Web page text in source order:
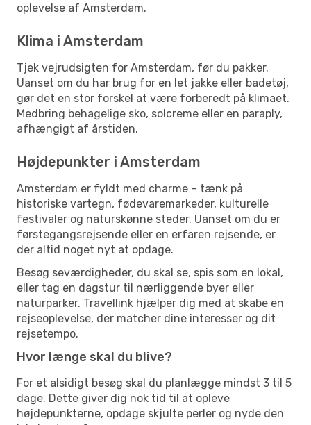
oplevelse af Amsterdam.
Klima i Amsterdam
Tjek vejrudsigten for Amsterdam, før du pakker.
Uanset om du har brug for en let jakke eller badetøj,
gør det en stor forskel at være forberedt på klimaet.
Medbring behagelige sko, solcreme eller en paraply,
afhængigt af årstiden.
Højdepunkter i Amsterdam
Amsterdam er fyldt med charme – tænk på
historiske vartegn, fødevaremarkeder, kulturelle
festivaler og naturskønne steder. Uanset om du er
førstegangsrejsende eller en erfaren rejsende, er
der altid noget nyt at opdage.
Besøg seværdigheder, du skal se, spis som en lokal,
eller tag en dagstur til nærliggende byer eller
naturparker. Travellink hjælper dig med at skabe en
rejseoplevelse, der matcher dine interesser og dit
rejsetempo.
Hvor længe skal du blive?
For et alsidigt besøg skal du planlægge mindst 3 til 5
dage. Dette giver dig nok tid til at opleve
højdepunkterne, opdage skjulte perler og nyde den